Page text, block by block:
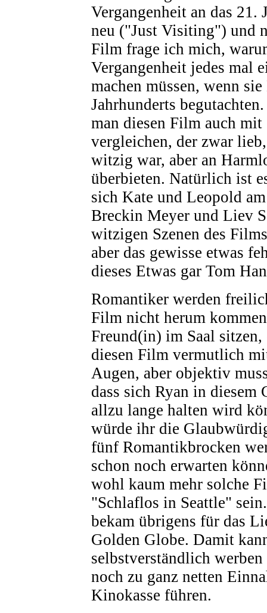
Vergangenheit an das 21.
neu ("Just Visiting") und
Film frage ich mich,
Vergangenheit jedes mal
machen müssen, wenn
Jahrhunderts
man diesen Film auch
vergleichen, der zwar
witzig war, aber an
überbieten. Natürlich ist
sich Kate und Leopold
Breckin Meyer und Liev
witzigen Szenen des
aber das gewisse etwas
dieses Etwas gar Tom
Romantiker werden
Film nicht herum
Freund(in) im Saal sitzen,
diesen Film vermutlich
Augen, aber objektiv
dass sich Ryan in diesem
allzu lange halten wird
würde ihr die
fünf Romantikbrocken
schon noch erwarten
wohl kaum mehr solche
"Schlaflos in Seattle"
bekam übrigens für das
Golden Globe. Damit
selbstverständlich
noch zu ganz netten
Kinokasse führen.